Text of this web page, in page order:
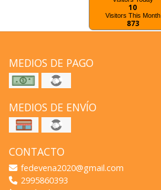
10
Visitors This Month
873
MEDIOS DE PAGO
MEDIOS DE ENVÍO
CONTACTO
fedevena2020@gmail.com
2995860393